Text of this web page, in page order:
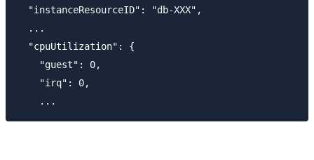
  "instanceResourceID": "db-XXX",
  ...
  "cpuUtilization": {
    "guest": 0,
    "irq": 0,